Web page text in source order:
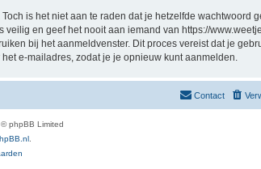
is het niet aan te raden dat je hetzelfde wachtwoord
en geef het nooit aan iemand van https://
bij het aanmeldvenster. Dit proces vereist dat je
e-mailadres, zodat je je opnieuw kunt aanmelden.
Contact
phpBB Limited